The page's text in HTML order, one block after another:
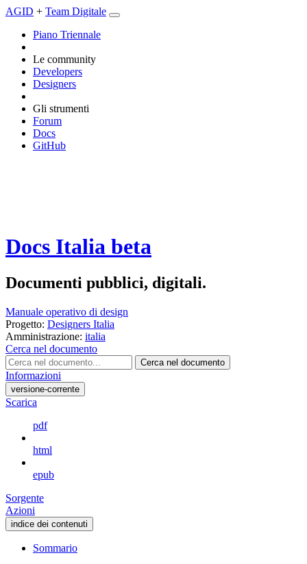
AGID + Team Digitale
Piano Triennale
Le community
Developers
Designers
Gli strumenti
Forum
Docs
GitHub
Docs Italia beta
Documenti pubblici, digitali.
Manuale operativo di design
Progetto: Designers Italia
Amministrazione: italia
Cerca nel documento
Cerca nel documento
Informazioni
versione-corrente
Scarica
pdf
html
epub
Sorgente
Azioni
indice dei contenuti
Sommario